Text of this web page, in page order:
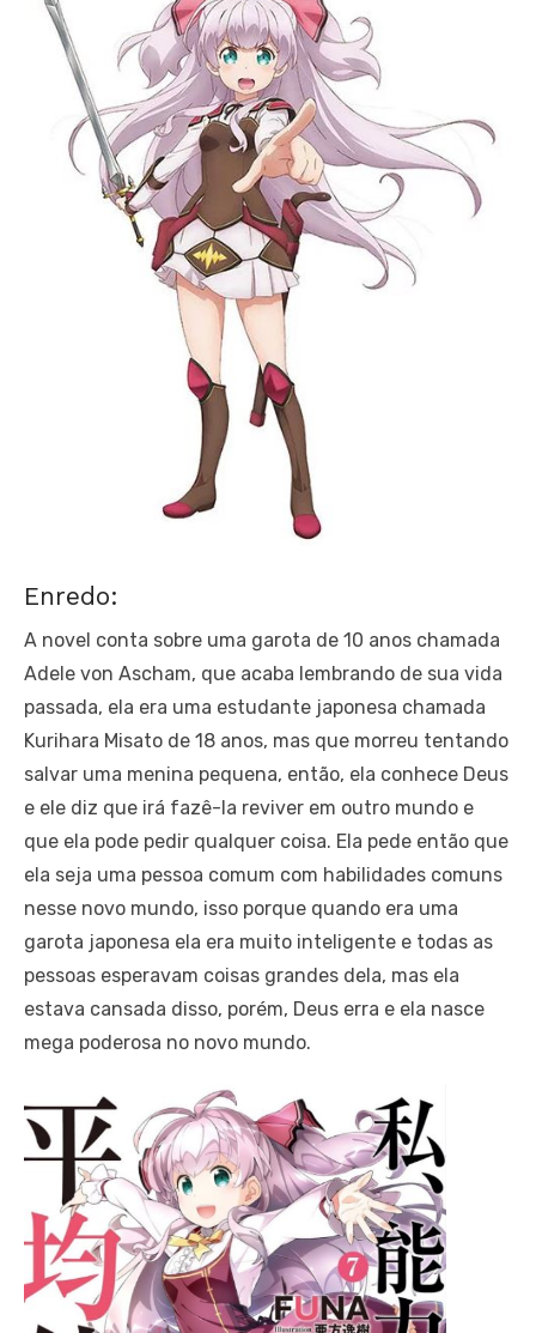
Enredo:
A novel conta sobre uma garota de 10 anos chamada
Adele von Ascham, que acaba lembrando de sua vida
passada, ela era uma estudante japonesa chamada
Kurihara Misato de 18 anos, mas que morreu tentando
salvar uma menina pequena, então, ela conhece Deus
e ele diz que irá fazê-la reviver em outro mundo e
que ela pode pedir qualquer coisa. Ela pede então que
ela seja uma pessoa comum com habilidades comuns
nesse novo mundo, isso porque quando era uma
garota japonesa ela era muito inteligente e todas as
pessoas esperavam coisas grandes dela, mas ela
estava cansada disso, porém, Deus erra e ela nasce
mega poderosa no novo mundo.